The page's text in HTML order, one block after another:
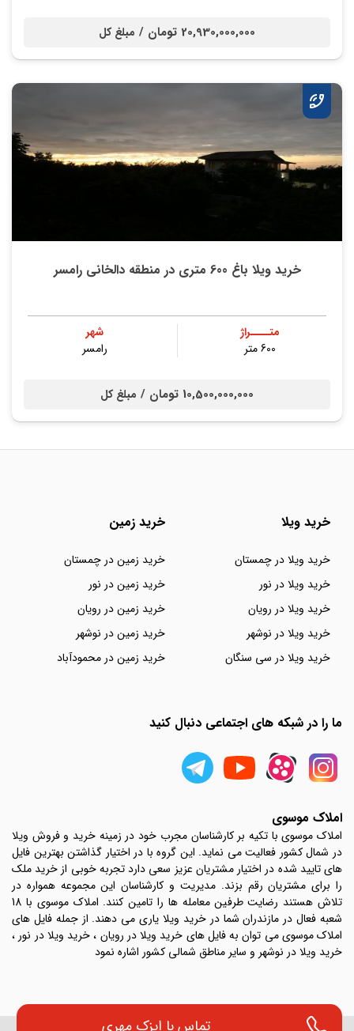
تماس با ایزک مهری
20,930,000,000 تومان / مبلغ کل
خرید ویلا باغ 600 متری در منطقه دالخانی رامسر
متــــراژ
600 متر
شهر
رامسر
10,500,000,000 تومان / مبلغ کل
خرید ویلا
خرید ویلا در چمستان
خرید ویلا در نور
خرید ویلا در رویان
خرید ویلا در نوشهر
خرید ویلا در سی سنگان
خرید زمین
خرید زمین در چمستان
خرید زمین در نور
خرید زمین در رویان
خرید زمین در نوشهر
خرید زمین در محمودآباد
ما را در شبکه های اجتماعی دنبال کنید
املاک موسوی
املاک موسوی با تکیه بر کارشناسان مجرب خود در زمینه خرید و فروش ویلا
در شمال کشور فعالیت می نماید. این گروه با در اختیار گذاشتن بهترین فایل
های تایید شده در اختیار مشتریان عزیز سعی دارد تجربه خوبی از خرید ملک
را برای مشتریان رقم بزند. مدیریت و کارشناسان این مجموعه همواره در
تلاش هستند رضایت طرفین معامله ها را تامین کنند. املاک موسوی با 18
شعبه فعال در مازندران شما در خرید ویلا یاری می دهند. از جمله فایل های
املاک موسوی می توان به فایل های خرید ویلا در رویان ، خرید ویلا در نور ،
خرید ویلا در نوشهر و سایر مناطق شمالی کشور اشاره نمود